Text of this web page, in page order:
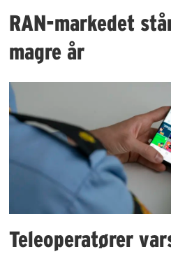
RAN-markedet
magre år
Teleoperatører